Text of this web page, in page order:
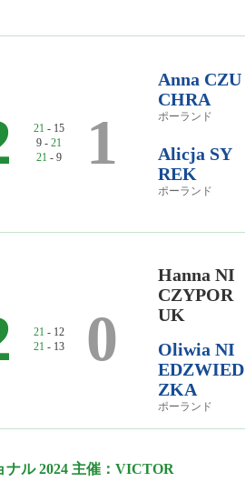
21 - 15
9 - 21
21 - 9 1
Anna CZU
CHRA
ポーランド
Alicja SY
REK
ポーランド
21 - 12
21 - 13 0
Hanna NI
CZYPOR
UK
Oliwia NI
EDZWIED
ZKA
ポーランド
ル 2024 主催：VICTOR